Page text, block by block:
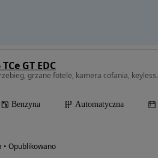
GT EDC
grzane fotele, kamera cofania, keyless.
Benzyna Automatyczna
• Opublikowano